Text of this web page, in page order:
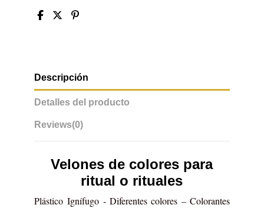
Descripción
Detalles del producto
Reviews(0)
Velones de colores para
ritual o rituales
PlásticoIgnífugo - Diferentes colores – Colorantes